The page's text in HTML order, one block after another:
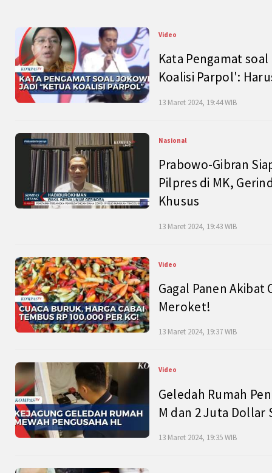
Video
Kata Pengamat
Koalisi Parpol':
13 Maret 2024, 19:44 WIB
Nasional
Prabowo-Gibran
Pilpres di MK,
Khusus
13 Maret 2024, 19:43 WIB
Video
Gagal Panen Akibat
Meroket!
13 Maret 2024, 19:37 WIB
Video
Geledah Rumah
M dan 2 Juta Dollar
13 Maret 2024, 19:35 WIB